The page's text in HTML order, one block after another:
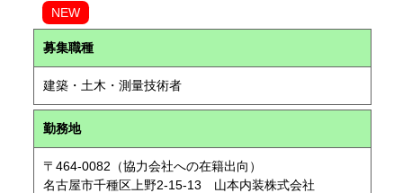
NEW
募集職種
建築・土木・測量技術者
勤務地
〒464-0082（協力会社への在籍出向）
名古屋市千種区上野2-15-13 山本内装株式会社